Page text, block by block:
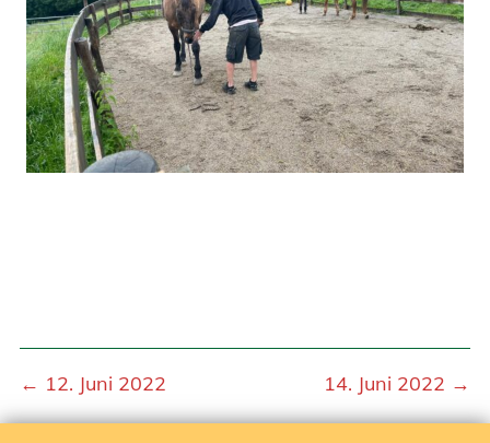
← 12. Juni 2022 14. Juni 2022 →